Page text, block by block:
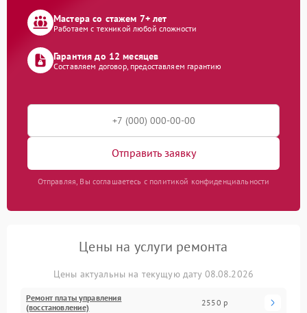
Мастера со стажем 7+ лет
Работаем с техникой любой сложности
Гарантия до 12 месяцев
Составляем договор, предоставляем гарантию
Отправить заявку
Отправляя, Вы соглашаетесь с политикой конфиденциальности
Цены на услуги ремонта
Цены актуальны на текущую дату 08.08.2026
Ремонт платы управления
(восстановление)
2550 р